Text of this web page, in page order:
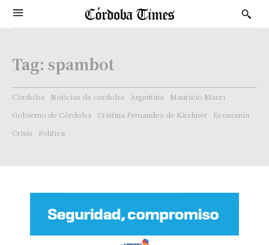
Tag: spambot
Córdoba Noticias de cordoba Argentina
Mauricio Macri
Gobierno de Córdoba
Cristina Fernandez de Kirchner
Economía
Crisis
Politica